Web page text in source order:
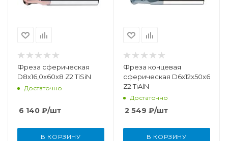
Фреза сферическая
D8x16,0x60x8 Z2 TiSiN
Достаточно
6 140 ₽/шт
В КОРЗИНУ
Фреза концевая
сферическая D6x12x50x6
Z2 TiAlN
Достаточно
2 549 ₽/шт
В КОРЗИНУ